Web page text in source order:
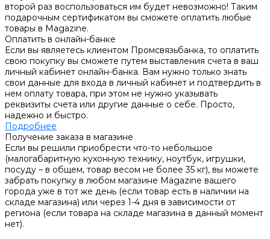
второй раз воспользоваться им будет невозможно! Таким
подарочным сертификатом вы сможете оплатить любые
товары в Magazine.
Оплатить в онлайн-банке
Если вы являетесь клиентом Промсвязьбанка, то оплатить
свою покупку вы сможете путем выставления счета в ваш
личный кабинет онлайн-банка. Вам нужно только знать
свои данные для входа в личный кабинет и подтвердить в
нем оплату товара, при этом не нужно указывать
реквизиты счета или другие данные о себе. Просто,
надежно и быстро.
Подробнее
Получение заказа в магазине
Если вы решили приобрести что-то небольшое
(малогабаритную кухонную технику, ноутбук, игрушки,
посуду – в общем, товар весом не более 35 кг), вы можете
забрать покупку в любом магазине Magazine вашего
города уже в тот же день (если товар есть в наличии на
складе магазина) или через 1-4 дня в зависимости от
региона (если товара на складе магазина в данный момент
нет).